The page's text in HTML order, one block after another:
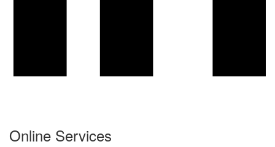
Online Services